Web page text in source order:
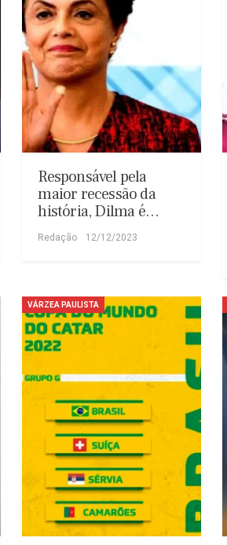
Responsável pela
maior recessão da
história, Dilma é…
Redação 12/12/2023
VÁRZEA PAULISTA